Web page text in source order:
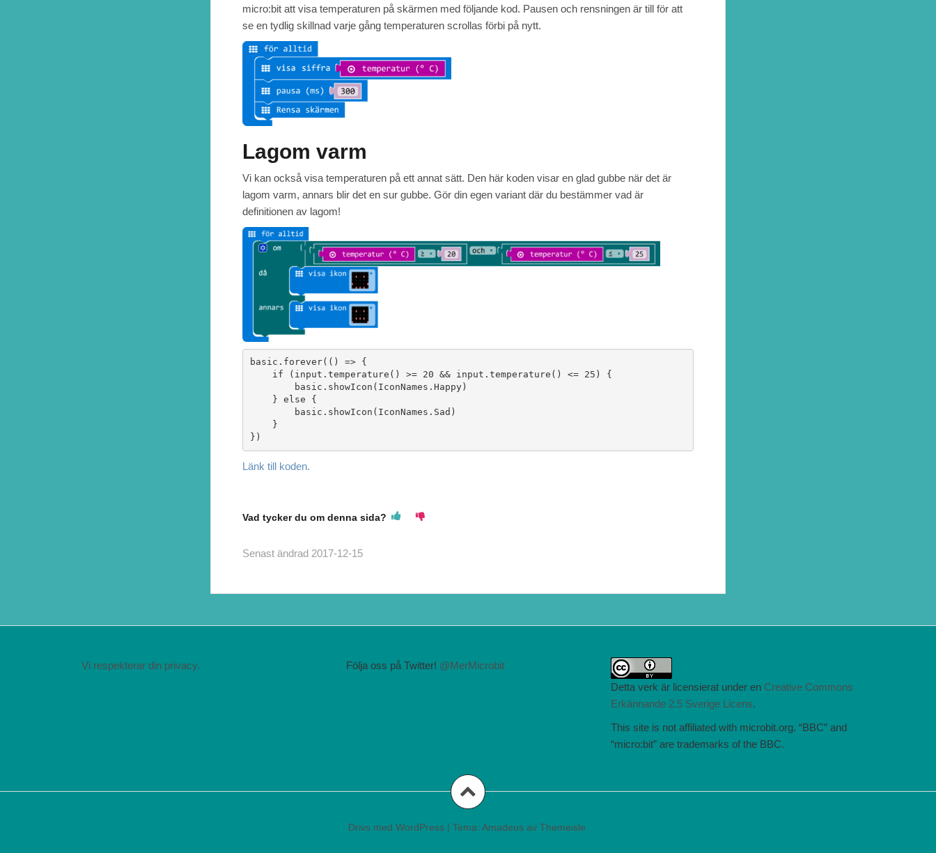
micro:bit att visa temperaturen på skärmen med följande kod. Pausen och rensningen är till för att
se en tydlig skillnad varje gång temperaturen scrollas förbi på nytt.
Lagom varm
Vi kan också visa temperaturen på ett annat sätt. Den här koden visar en glad gubbe när det är
lagom varm, annars blir det en sur gubbe. Gör din egen variant där du bestämmer vad är
definitionen av lagom!
basic.forever(() => {
    if (input.temperature() >= 20 && input.temperature() <= 25) {
        basic.showIcon(IconNames.Happy)
    } else {
        basic.showIcon(IconNames.Sad)
    }
})
Länk till koden.
Vad tycker du om denna sida?
Senast ändrad 2017-12-15
Vi respekterar din privacy. Följa oss på Twitter! @MerMicrobit
Detta verk är licensierat under en Creative Commons
Erkännande 2.5 Sverige Licens.
This site is not affiliated with microbit.org. “BBC” and
“micro:bit” are trademarks of the BBC.
Drivs med WordPress| Tema: Amadeusav Themeisle.